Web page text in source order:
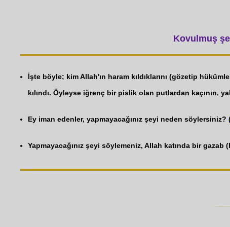
Kovulmuş
İşte böyle; kim Allah'ın haram kıldıklarını (gözetip
kılındı. Öyleyse iğrenç bir pislik olan putlardan kaçının,
Ey iman edenler, yapmayacağınız şeyi neden söylersiniz?
Yapmayacağınız şeyi söylemeniz, Allah katında bir